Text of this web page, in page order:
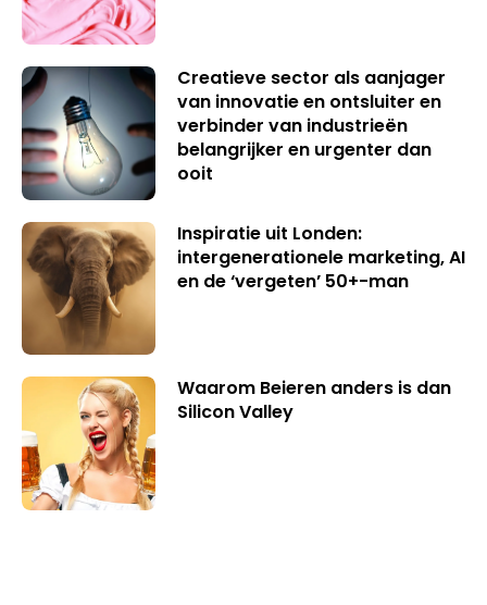
Creatieve sector als aanjager
van innovatie en ontsluiter en
verbinder van industrieën
belangrijker en urgenter dan
ooit
Inspiratie uit Londen:
intergenerationele marketing, AI
en de ‘vergeten’ 50+-man
Waarom Beieren anders is dan
Silicon Valley